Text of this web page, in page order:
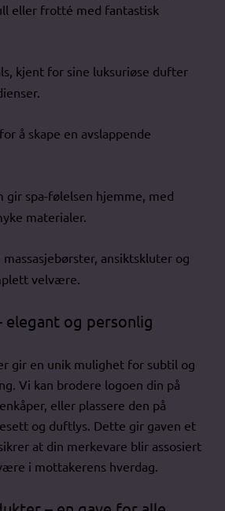
eller frotté med fantastisk
kjent for sine luksuriøse dufter
å skape en avslappende
gir spa-følelsen hjemme, med
materialer.
massasjebørster, ansiktskluter og
velvære.
elegant og personlig
gir en unik mulighet for subtil og
Vi kan brodere logoen din på
eller plassere den på
og duftlys. Dette gir gaven et
at din merkevare blir assosiert
i mottakerens hverdag.